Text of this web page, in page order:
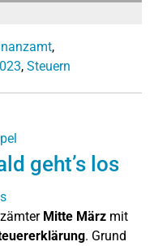
,
, Steuern
geht’s los
Mitte März mit
. Grund